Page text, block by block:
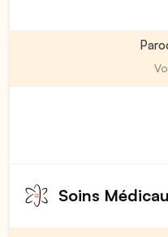
Soins